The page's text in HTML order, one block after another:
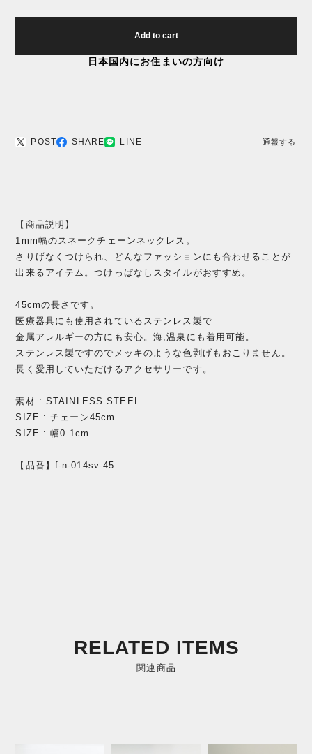
Add to cart
日本国内にお住まいの方向け
POST SHARE LINE 通報する
【商品説明】
1mm幅のスネークチェーンネックレス。
さりげなくつけられ、どんなファッションにも合わせることが
出来るアイテム。つけっぱなしスタイルがおすすめ。
45cmの長さです。
医療器具にも使用されているステンレス製で
金属アレルギーの方にも安心。海,温泉にも着用可能。
ステンレス製ですのでメッキのような色剥げもおこりません。
長く愛用していただけるアクセサリーです。
素材 : STAINLESS STEEL
SIZE : チェーン45cm
SIZE : 幅0.1cm
【品番】f-n-014sv-45
RELATED ITEMS
関連商品